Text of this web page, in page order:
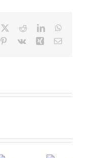
RedditLinkedIn
Pinterest
Vk Xing E-